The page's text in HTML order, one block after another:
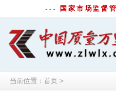
--- 国家市场监督
当前位置： 首页 >